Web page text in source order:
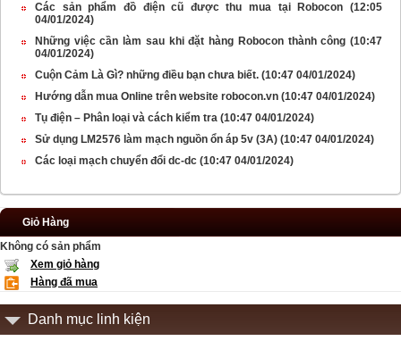
Các sản phẩm đồ điện cũ được thu mua tại Robocon (12:05
04/01/2024)
Những việc cần làm sau khi đặt hàng Robocon thành công (10:47
04/01/2024)
Cuộn Cảm Là Gì? những điều bạn chưa biết. (10:47 04/01/2024)
Hướng dẫn mua Online trên website robocon.vn (10:47 04/01/2024)
Tụ điện – Phân loại và cách kiểm tra (10:47 04/01/2024)
Sử dụng LM2576 làm mạch nguồn ổn áp 5v (3A) (10:47 04/01/2024)
Các loại mạch chuyển đổi dc-dc (10:47 04/01/2024)
Giỏ Hàng
Không có sản phẩm
Xem giỏ hàng
Hàng đã mua
Danh mục linh kiện